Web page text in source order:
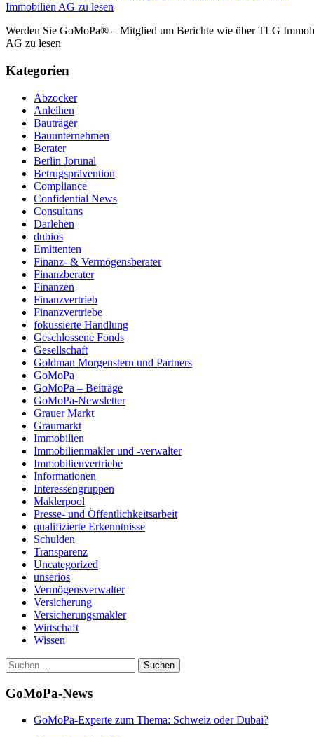
Werden Sie GoMoPa® – Mitglied um Berichte wie über TLG
AG zu lesen
Kategorien
Abzocker
Anleihen
Bauträger
Bauunternehmen
Berater
Berlin Jorunal
Betrugsprävention
Compliance
Confidential News
Consultans
Darlehen
dubios
Emittenten
Finanz- & Vermögensberater
Finanzberater
Finanzen
Finanzvertrieb
Finanzvertriebe
fokussierte Handlung
Geschlossene Fonds
Gesellschaft
Goldman Morgenstern und Partners
GoMoPa
GoMoPa – Beiträge
GoMoPa-Newsletter
Grauer Markt
Graumarkt
Immobilien
Immobilienmakler und -verwalter
Immobilienvertriebe
Informationen
Interessengruppen
Maklerpool
Presse- und Öffentlichkeitsarbeit
qualifizierte Erkenntnisse
Schulden
Transparenz
Uncategorized
unseriös
Vermögensverwalter
Versicherung
Versicherungsmakler
Wirtschaft
Wissen
Suchen
nach:
GoMoPa-News
GoMoPa-Experte zum Thema: Schweiz oder Dubai?